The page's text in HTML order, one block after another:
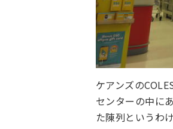
ケアンズの
センターの中に
た陳列というわ